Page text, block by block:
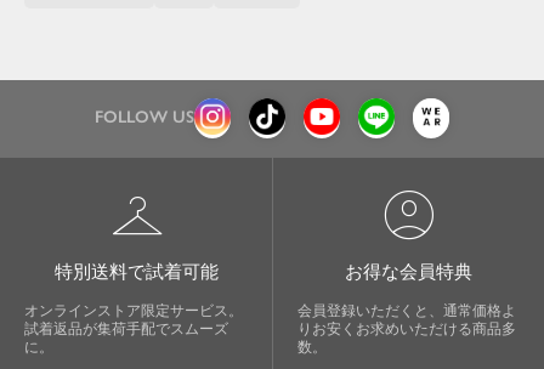
FOLLOW US
checkroom
特別送料で試着可能
オンラインストア限定サービス。
試着返品が集荷手配でスムーズ
に。
account_circle
お得な会員特典
会員登録いただくと、通常価格よ
りお安くお求めいただける商品多
数。